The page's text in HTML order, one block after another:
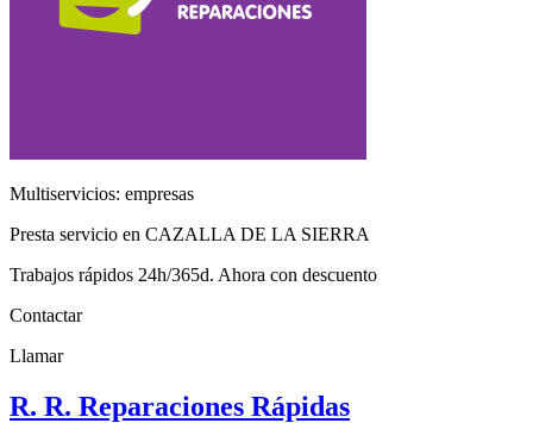
Multiservicios: empresas
Presta servicio en CAZALLA DE LA SIERRA
Trabajos rápidos 24h/365d. Ahora con descuento
Contactar
Llamar
R. R. Reparaciones Rápidas